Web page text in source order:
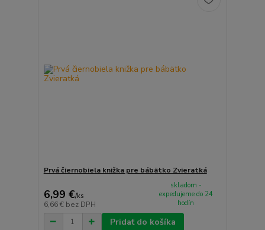
Prvá čiernobiela knižka pre bábätko Zvieratká
6,99 €/ks
6,66 € bez DPH
skladom -
expedujeme do 24
hodín
Pridať do košíka